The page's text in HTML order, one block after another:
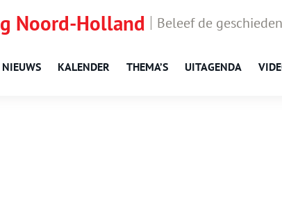
Noord-Holland Beleef de
NIEUWS KALENDER THEMA’S UITAGENDA